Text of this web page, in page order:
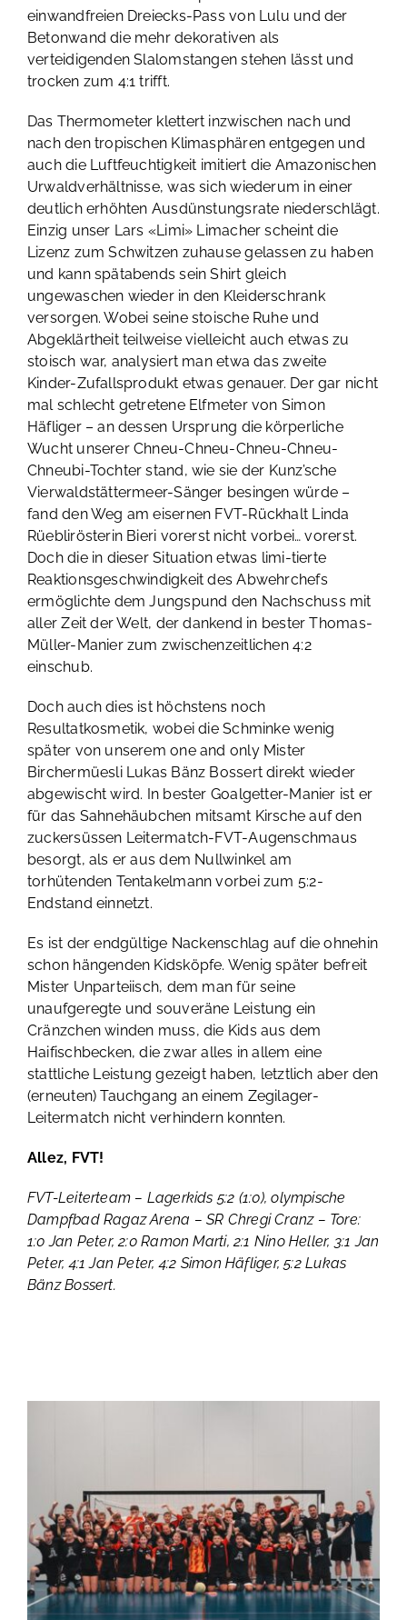
einwandfreien Dreiecks-Pass von Lulu und der
Betonwand die mehr dekorativen als
verteidigenden Slalomstangen stehen lässt und
trocken zum 4:1 trifft.
Das Thermometer klettert inzwischen nach und
nach den tropischen Klimasphären entgegen und
auch die Luftfeuchtigkeit imitiert die Amazonischen
Urwaldverhältnisse, was sich wiederum in einer
deutlich erhöhten Ausdünstungsrate niederschlägt.
Einzig unser Lars «Limi» Limacher scheint die
Lizenz zum Schwitzen zuhause gelassen zu haben
und kann spätabends sein Shirt gleich
ungewaschen wieder in den Kleiderschrank
versorgen. Wobei seine stoische Ruhe und
Abgeklärtheit teilweise vielleicht auch etwas zu
stoisch war, analysiert man etwa das zweite
Kinder-Zufallsprodukt etwas genauer. Der gar nicht
mal schlecht getretene Elfmeter von Simon
Häfliger – an dessen Ursprung die körperliche
Wucht unserer Chneu-Chneu-Chneu-Chneu-
Chneubi-Tochter stand, wie sie der Kunz’sche
Vierwaldstättermeer-Sänger besingen würde –
fand den Weg am eisernen FVT-Rückhalt Linda
Rüeblirösterin Bieri vorerst nicht vorbei… vorerst.
Doch die in dieser Situation etwas limi-tierte
Reaktionsgeschwindigkeit des Abwehrchefs
ermöglichte dem Jungspund den Nachschuss mit
aller Zeit der Welt, der dankend in bester Thomas-
Müller-Manier zum zwischenzeitlichen 4:2
einschub.
Doch auch dies ist höchstens noch
Resultatkosmetik, wobei die Schminke wenig
später von unserem one and only Mister
Birchermüesli Lukas Bänz Bossert direkt wieder
abgewischt wird. In bester Goalgetter-Manier ist er
für das Sahnehäubchen mitsamt Kirsche auf den
zuckersüssen Leitermatch-FVT-Augenschmaus
besorgt, als er aus dem Nullwinkel am
torhütenden Tentakelmann vorbei zum 5:2-
Endstand einnetzt.
Es ist der endgültige Nackenschlag auf die ohnehin
schon hängenden Kidsköpfe. Wenig später befreit
Mister Unparteiisch, dem man für seine
unaufgeregte und souveräne Leistung ein
Cränzchen winden muss, die Kids aus dem
Haifischbecken, die zwar alles in allem eine
stattliche Leistung gezeigt haben, letztlich aber den
(erneuten) Tauchgang an einem Zegilager-
Leitermatch nicht verhindern konnten.
Allez, FVT!
FVT-Leiterteam – Lagerkids 5:2 (1:0), olympische
Dampfbad Ragaz Arena – SR Chregi Cranz – Tore:
1:0 Jan Peter, 2:0 Ramon Marti, 2:1 Nino Heller, 3:1 Jan
Peter, 4:1 Jan Peter, 4:2 Simon Häfliger, 5:2 Lukas
Bänz Bossert.